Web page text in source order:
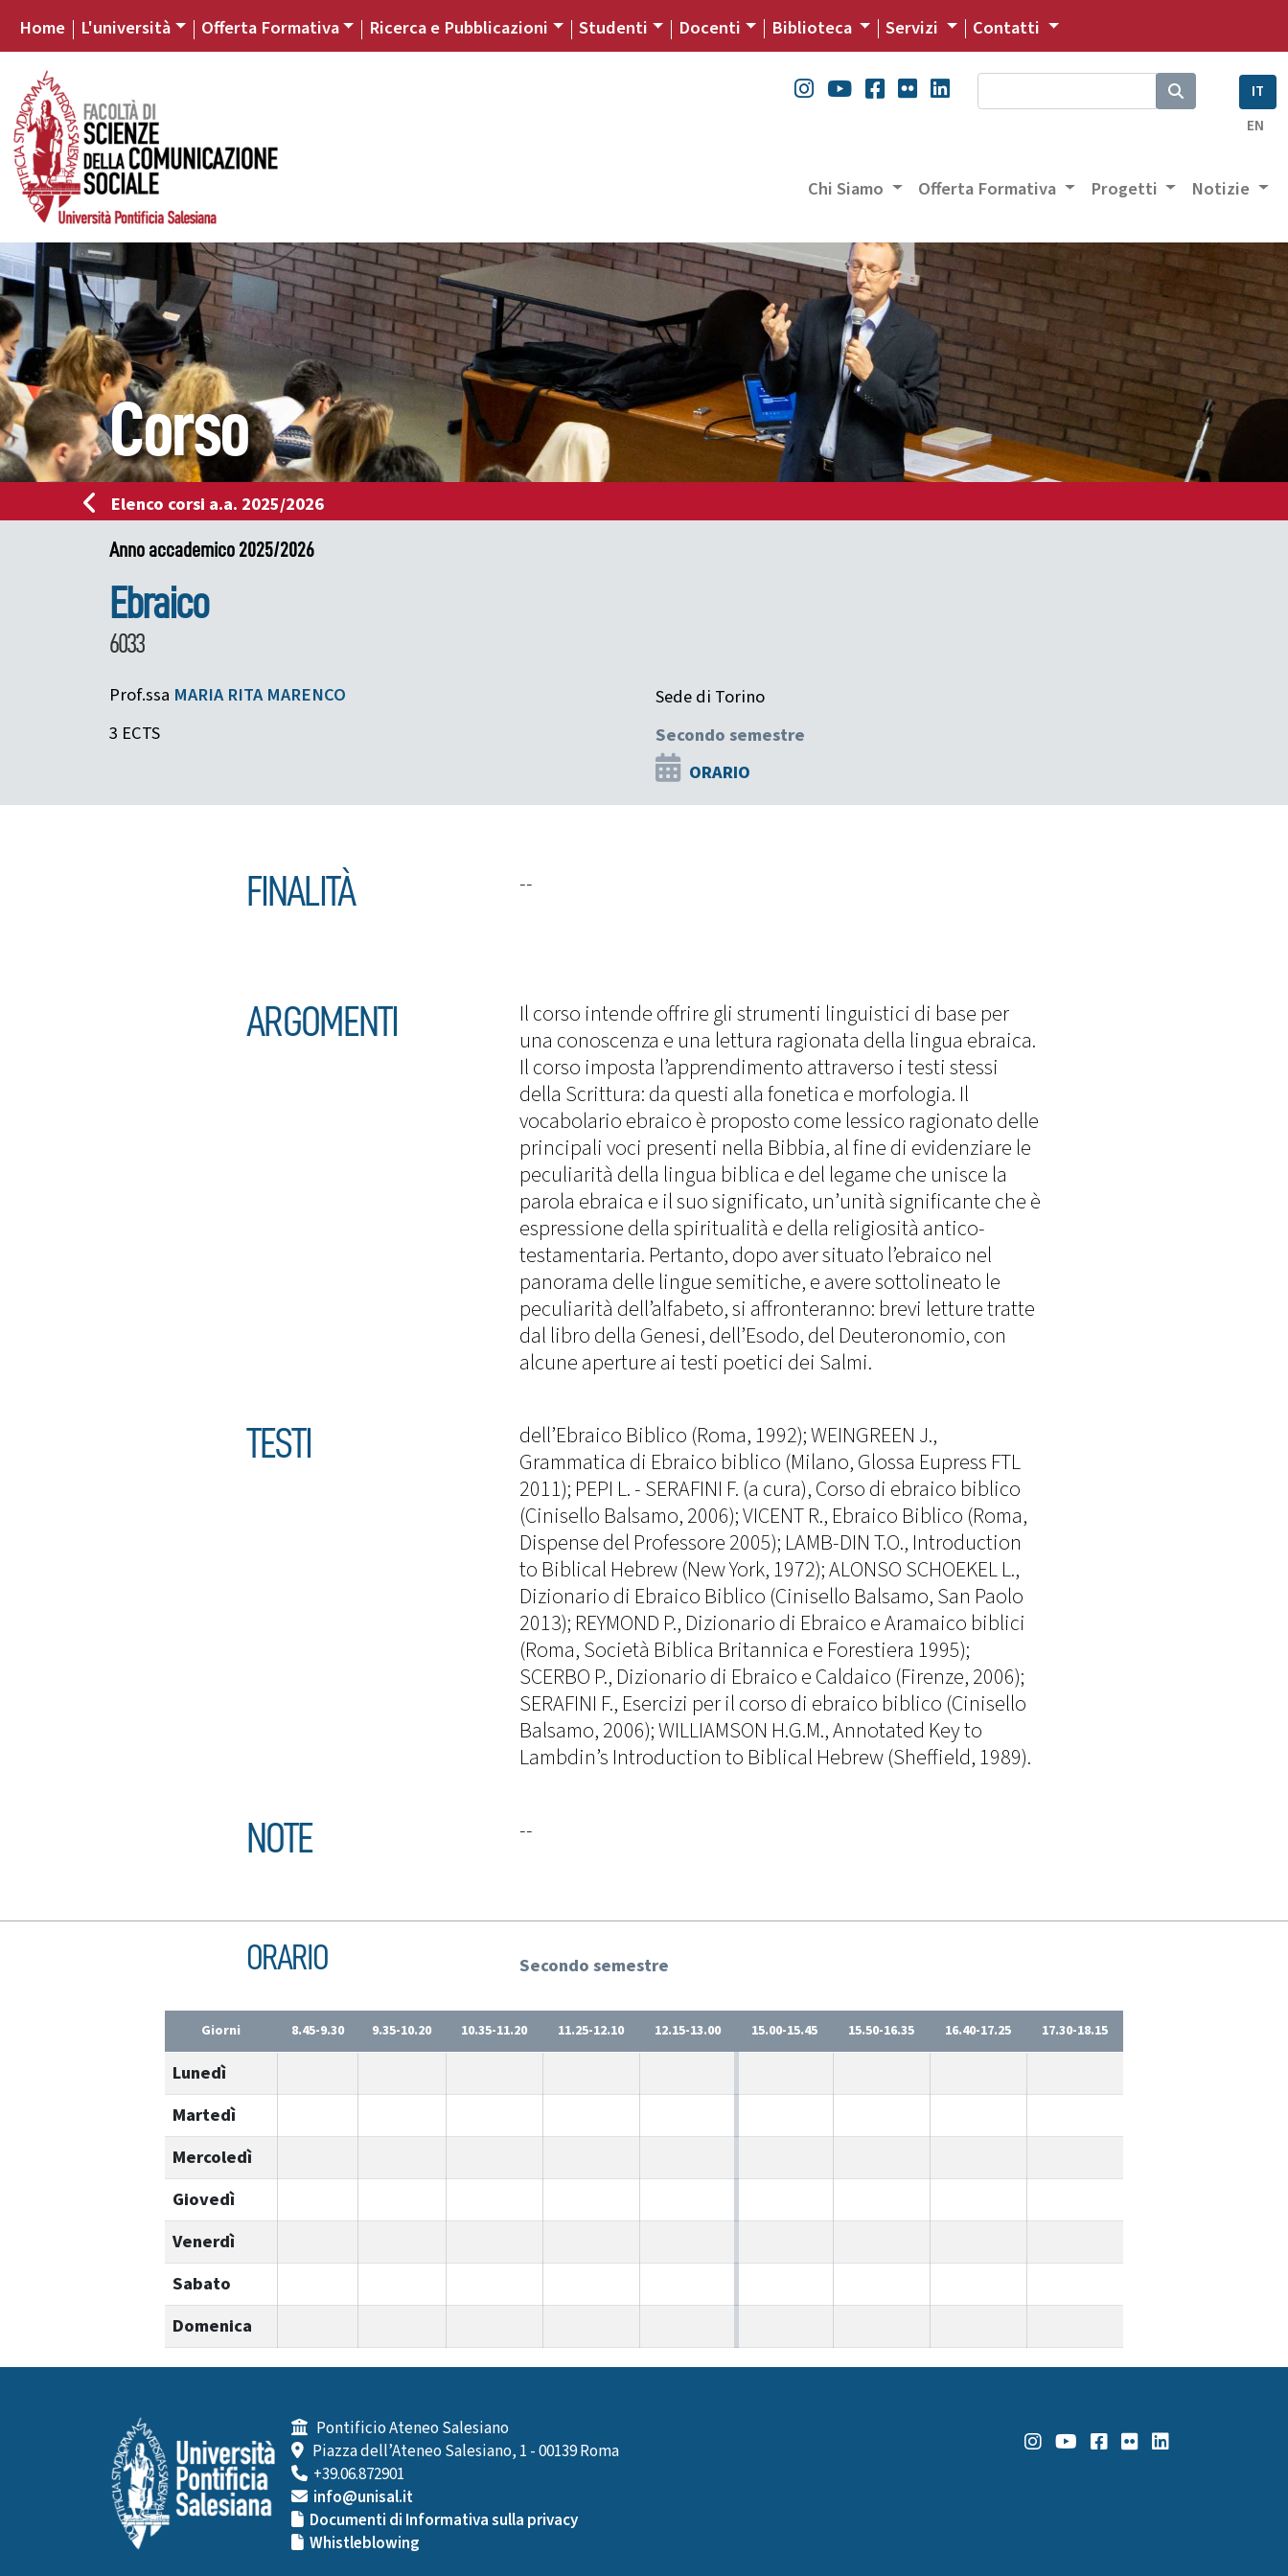
Home L'università Offerta Formativa Ricerca e Pubblicazioni Studenti Docenti Biblioteca Servizi Contatti
IT
EN
Chi Siamo Offerta Formativa Progetti Notizie
Corso
Elenco corsi a.a. 2025/2026
Anno accademico 2025/2026
Ebraico
6033
Prof.ssa MARIA RITA MARENCO
3 ECTS
Sede di Torino
Secondo semestre
ORARIO
FINALITÀ --
ARGOMENTI
Il corso intende offrire gli strumenti linguistici di base per
una conoscenza e una lettura ragionata della lingua ebraica.
Il corso imposta l’apprendimento attraverso i testi stessi
della Scrittura: da questi alla fonetica e morfologia. Il
vocabolario ebraico è proposto come lessico ragionato delle
principali voci presenti nella Bibbia, al fine di evidenziare le
peculiarità della lingua biblica e del legame che unisce la
parola ebraica e il suo significato, un’unità significante che è
espressione della spiritualità e della religiosità antico-
testamentaria. Pertanto, dopo aver situato l’ebraico nel
panorama delle lingue semitiche, e avere sottolineato le
peculiarità dell’alfabeto, si affronteranno: brevi letture tratte
dal libro della Genesi, dell’Esodo, del Deuteronomio, con
alcune aperture ai testi poetici dei Salmi.
TESTI
dell’Ebraico Biblico (Roma, 1992); WEINGREEN J.,
Grammatica di Ebraico biblico (Milano, Glossa Eupress FTL
2011); PEPI L. - SERAFINI F. (a cura), Corso di ebraico biblico
(Cinisello Balsamo, 2006); VICENT R., Ebraico Biblico (Roma,
Dispense del Professore 2005); LAMB-DIN T.O., Introduction
to Biblical Hebrew (New York, 1972); ALONSO SCHOEKEL L.,
Dizionario di Ebraico Biblico (Cinisello Balsamo, San Paolo
2013); REYMOND P., Dizionario di Ebraico e Aramaico biblici
(Roma, Società Biblica Britannica e Forestiera 1995);
SCERBO P., Dizionario di Ebraico e Caldaico (Firenze, 2006);
SERAFINI F., Esercizi per il corso di ebraico biblico (Cinisello
Balsamo, 2006); WILLIAMSON H.G.M., Annotated Key to
Lambdin’s Introduction to Biblical Hebrew (Sheffield, 1989).
NOTE --
ORARIO Secondo semestre
Giorni 8.45-9.30 9.35-10.20 10.35-11.20 11.25-12.10 12.15-13.00 15.00-15.45 15.50-16.35 16.40-17.25 17.30-18.15
Lunedì
Martedì
Mercoledì
Giovedì
Venerdì
Sabato
Domenica
Pontificio Ateneo Salesiano
Piazza dell’Ateneo Salesiano, 1 - 00139 Roma
+39.06.872901
info@unisal.it
Documenti di Informativa sulla privacy
Whistleblowing